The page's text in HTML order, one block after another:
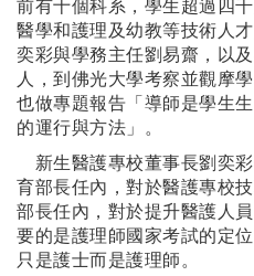
前有十個科系，學生超過四
醫學和護理及幼教等技術人
奕彩與學務主任劉易齋，以
人，到佛光大學考察並觀摩
也做專題報告 「導師是學生
的運行與方法」。
新生醫護專校董事長劉奕
育部長任內，對於醫護專校
部長任內，對於提升醫護人
要的是護理師國家考試的定
只是護士而是護理師。